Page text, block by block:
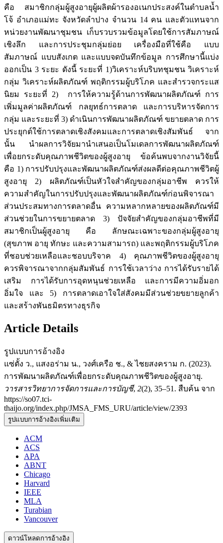
คือ สมาชิกกลุ่มผู้สูงอายุผู้ผลิตผ้ารองอเนกประสงค์ในตำบลน้ำ
โจ้ อำเภอแม่ทะ จังหวัดลำปาง จำนวน 14 คน และตัวแทนจาก
หน่วยงานพัฒนาชุมชน เก็บรวบรวมข้อมูลโดยใช้การสัมภาษณ์
เชิงลึก และการประชุมกลุ่มย่อย เครื่องมือที่ใช้คือ แบบ
สัมภาษณ์ แบบสังเกต และแบบจดบันทึกข้อมูล การศึกษานี้แบ่ง
ออกเป็น 3 ระยะ ดังนี้ ระยะที่ 1)วิเคราะห์บริบทชุมชน วิเคราะห์
กลุ่ม วิเคราะห์ผลิตภัณฑ์ พฤติกรรมผู้บริโภค และสำรวจกระแส
นิยม ระยะที่ 2) การให้ความรู้ด้านการพัฒนาผลิตภัณฑ์ การ
เพิ่มมูลค่าผลิตภัณฑ์ กลยุทธ์การตลาด และการบริหารจัดการ
กลุ่ม และระยะที่ 3) ดำเนินการพัฒนาผลิตภัณฑ์ ขยายตลาด การ
ประยุกต์ใช้การตลาดเชิงสังคมและการตลาดเชิงสัมพันธ์ จาก
นั้น นำผลการวิจัยมานำเสนอเป็นโมเดลการพัฒนาผลิตภัณฑ์
เพื่อยกระดับคุณภาพชีวิตของผู้สูงอายุ ข้อค้นพบจากงานวิจัยนี้
คือ 1) การปรับปรุงและพัฒนาผลิตภัณฑ์ส่งผลดีต่อคุณภาพชีวิตผู้
สูงอายุ 2) ผลิตภัณฑ์เป็นหัวใจสำคัญของกลุ่มอาชีพ ควรให้
ความสำคัญในการปรับปรุงและพัฒนาผลิตภัณฑ์ก่อนพิจารณา
ส่วนประสมทางการตลาดอื่น ความหลากหลายของผลิตภัณฑ์มี
ส่วนช่วยในการขยายตลาด 3) ปัจจัยสำคัญของกลุ่มอาชีพที่มี
สมาชิกเป็นผู้สูงอายุ คือ ลักษณะเฉพาะของกลุ่มผู้สูงอายุ
(สุขภาพ อายุ ทักษะ และความสามารถ) และพฤติกรรมผู้บริโภค
ที่ชอบช่วยเหลือและชอบบริจาค 4) คุณภาพชีวิตของผู้สูงอายุ
ควรพิจารณาจากกลุ่มสัมพันธ์ การใช้เวลาว่าง การได้รับรายได้
เสริม การได้รับการอุดหนุนช่วยเหลือ และการมีความอิ่มอก
อิ่มใจ และ 5) การตลาดเอาใจใส่สังคมมีส่วนช่วยขยายลูกค้า
และสร้างพันธมิตรทางธุรกิจ
Article Details
รูปแบบการอ้างอิง
แซ่ตั้ง ว., แสงอร่าม น., วงศ์เครือ ช., & ไชยสงคราม ก. (2023).
การพัฒนาผลิตภัณฑ์เพื่อยกระดับคุณภาพชีวิตของผู้สูงอายุ.
วารสารวิทยาการจัดการและการบัญชี, 2(2), 35–51. สืบค้น จาก
https://so07.tci-
thaijo.org/index.php/JMSA_FMS_URU/article/view/2393
รูปแบบการอ้างอิงเพิ่มเติม
ACM
ACS
APA
ABNT
Chicago
Harvard
IEEE
MLA
Turabian
Vancouver
ดาวน์โหลดการอ้างอิง